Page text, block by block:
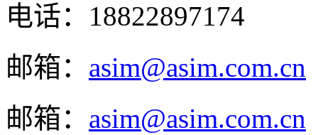
电话： 18822897174
邮箱： asim@asim.com.cn
邮箱： asim@asim.com.cn